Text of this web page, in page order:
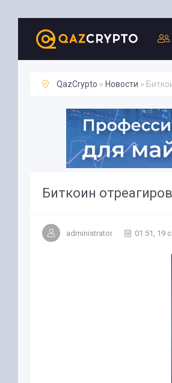
QazCrypto » Новости »
Биткоин
Новости
administrator 01:51, 19